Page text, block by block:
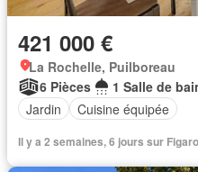
421 000 €
La Rochelle, Puilboreau
6 Pièces
1 Salle de
Jardin
Cuisine équipée
Il y a 2 semaines, 6 jours sur